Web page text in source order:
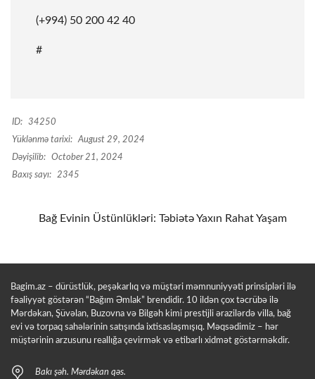
(+994) 50 200 42 40
#
ID:
34250
Yüklənmə tarixi: August 29, 2024
Dəyişilib:
October 21, 2024
Baxış sayı:
2345
Bağ Evinin Üstünlükləri: Təbiətə Yaxın Rahat Yaşam
Bagim.az – dürüstlük, peşəkarlıq və müştəri məmnuniyyəti prinsipləri ilə
fəaliyyət göstərən “Bağım Əmlak” brendidir. 10 ildən çox təcrübə ilə
Mərdəkan, Şüvəlan, Buzovna və Bilgəh kimi prestijli ərazilərdə villa, bağ
evi və torpaq sahələrinin satışında ixtisaslaşmışıq. Məqsədimiz – hər
müştərinin arzusunu reallığa çevirmək və etibarlı xidmət göstərməkdir.
Bakı şəh. Mərdəkan qəs.